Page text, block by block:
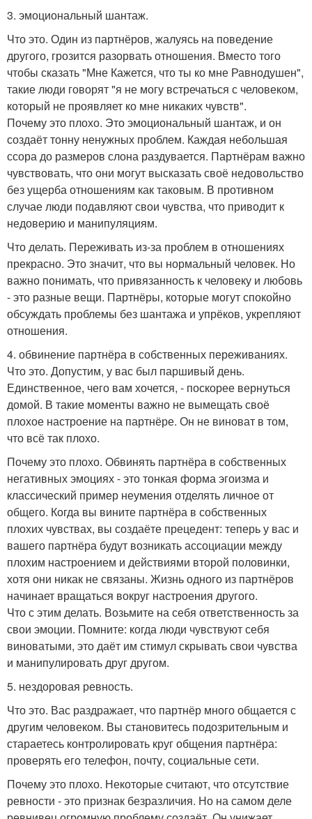
3. эмоциональный шантаж.
Что это. Один из партнёров, жалуясь на поведение
другого, грозится разорвать отношения. Вместо того
чтобы сказать "Мне Кажется, что ты ко мне Равнодушен",
такие люди говорят "я не могу встречаться с человеком,
который не проявляет ко мне никаких чувств".
Почему это плохо. Это эмоциональный шантаж, и он
создаёт тонну ненужных проблем. Каждая небольшая
ссора до размеров слона раздувается. Партнёрам важно
чувствовать, что они могут высказать своё недовольство
без ущерба отношениям как таковым. В противном
случае люди подавляют свои чувства, что приводит к
недоверию и манипуляциям.
Что делать. Переживать из-за проблем в отношениях
прекрасно. Это значит, что вы нормальный человек. Но
важно понимать, что привязанность к человеку и любовь
- это разные вещи. Партнёры, которые могут спокойно
обсуждать проблемы без шантажа и упрёков, укрепляют
отношения.
4. обвинение партнёра в собственных переживаниях.
Что это. Допустим, у вас был паршивый день.
Единственное, чего вам хочется, - поскорее вернуться
домой. В такие моменты важно не вымещать своё
плохое настроение на партнёре. Он не виноват в том,
что всё так плохо.
Почему это плохо. Обвинять партнёра в собственных
негативных эмоциях - это тонкая форма эгоизма и
классический пример неумения отделять личное от
общего. Когда вы вините партнёра в собственных
плохих чувствах, вы создаёте прецедент: теперь у вас и
вашего партнёра будут возникать ассоциации между
плохим настроением и действиями второй половинки,
хотя они никак не связаны. Жизнь одного из партнёров
начинает вращаться вокруг настроения другого.
Что с этим делать. Возьмите на себя ответственность за
свои эмоции. Помните: когда люди чувствуют себя
виноватыми, это даёт им стимул скрывать свои чувства
и манипулировать друг другом.
5. нездоровая ревность.
Что это. Вас раздражает, что партнёр много общается с
другим человеком. Вы становитесь подозрительным и
стараетесь контролировать круг общения партнёра:
проверять его телефон, почту, социальные сети.
Почему это плохо. Некоторые считают, что отсутствие
ревности - это признак безразличия. Но на самом деле